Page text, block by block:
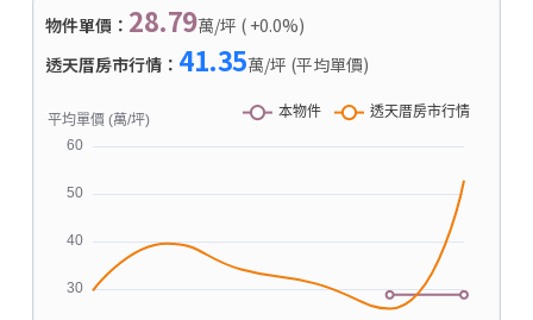
物件單價： 28.79萬/坪 ( +0.0%)
透天厝房市行情： 41.35萬/坪 (平均單價)